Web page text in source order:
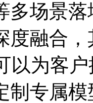
等多场景
融合
以为客户
制专属